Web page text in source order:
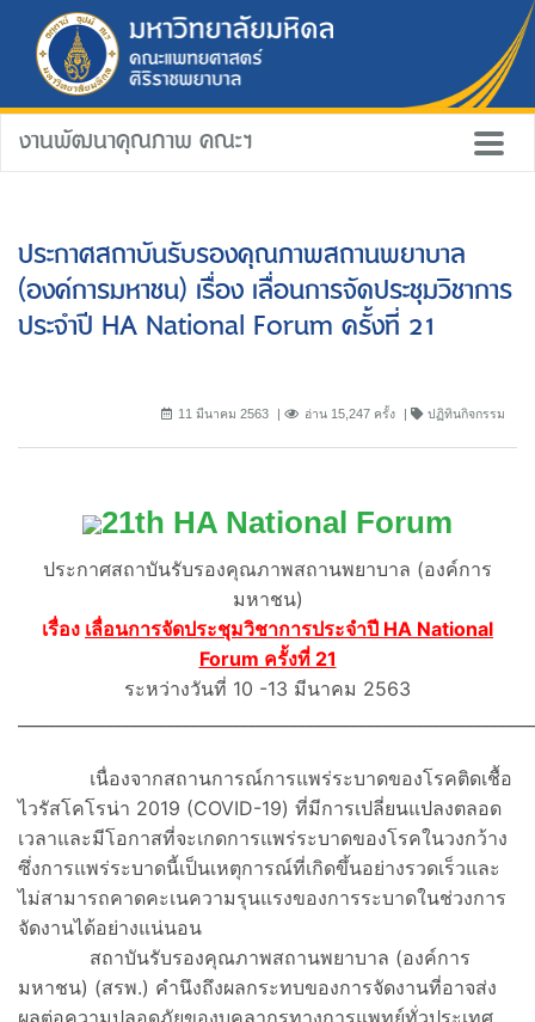
งานพัฒนาคุณภาพ คณะฯ
ประกาศสถาบันรับรองคุณภาพสถานพยาบาล
(องค์การมหาชน) เรื่อง เลื่อนการจัดประชุมวิชาการ
ประจำปี HA National Forum ครั้งที่ 21
11 มีนาคม 2563 อ่าน 15,247 ครั้ง ปฏิทินกิจกรรม
21th HA National Forum
ประกาศสถาบันรับรองคุณภาพสถานพยาบาล (องค์การ
มหาชน)
เรื่อง เลื่อนการจัดประชุมวิชาการประจำปี HA National
Forum ครั้งที่ 21
ระหว่างวันที่ 10 -13 มีนาคม 2563
เนื่องจากสถานการณ์การแพร่ระบาดของโรคติดเชื้อ
ไวรัสโคโรน่า 2019 (COVID-19) ที่มีการเปลี่ยนแปลงตลอด
เวลาและมีโอกาสที่จะเกดการแพร่ระบาดของโรคในวงกว้าง
ซึ่งการแพร่ระบาดนี้เป็นเหตุการณ์ที่เกิดขึ้นอย่างรวดเร็วและ
ไม่สามารถคาดคะเนความรุนแรงของการระบาดในช่วงการ
จัดงานได้อย่างแน่นอน
สถาบันรับรองคุณภาพสถานพยาบาล (องค์การ
มหาชน) (สรพ.) คำนึงถึงผลกระทบของการจัดงานที่อาจส่ง
ผลต่อความปลอดภัยของบุคลากรทางการแพทย์ทั่วประเทศ